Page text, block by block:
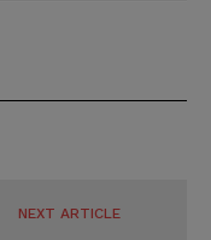
NEXT ARTICLE